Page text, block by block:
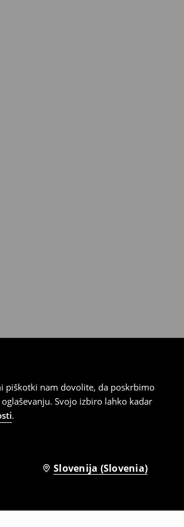
piškotki nam dovolite, da poskrbimo
Svojo izbiro lahko kadar
.
Slovenija (Slovenia)